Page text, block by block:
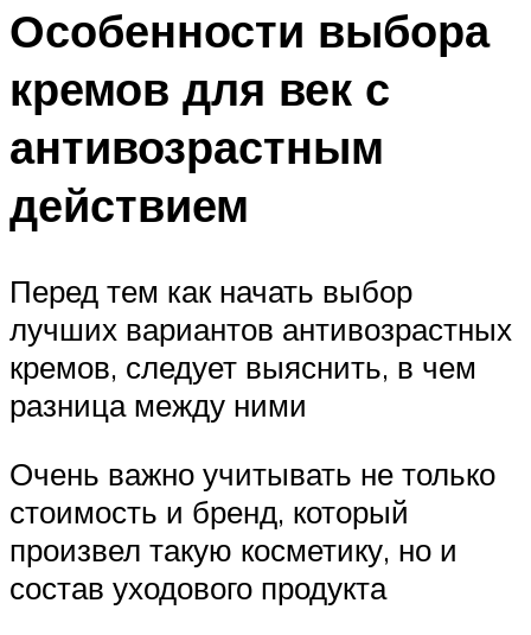
Особенности выбора
кремов для век с
антивозрастным
действием
Перед тем как начать выбор
лучших вариантов антивозрастных
кремов, следует выяснить, в чем
разница между ними
Очень важно учитывать не только
стоимость и бренд, который
произвел такую косметику, но и
состав уходового продукта